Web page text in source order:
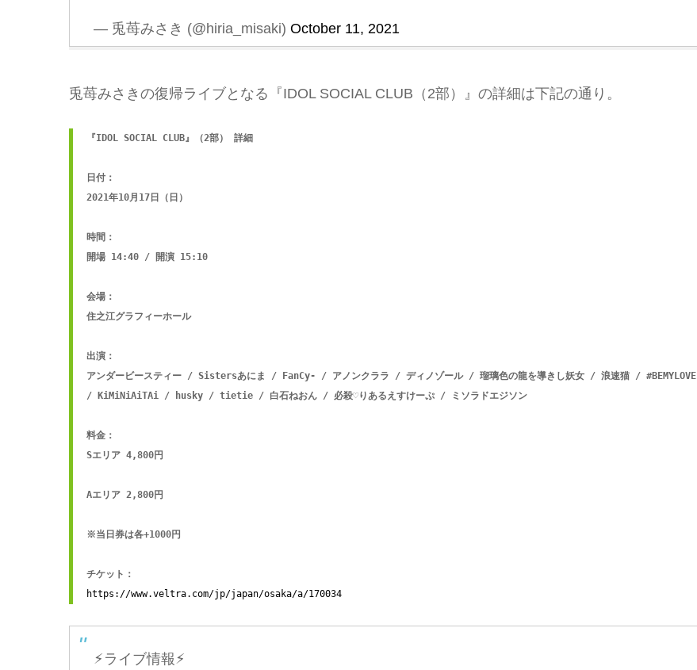
— 兎苺みさき (@hiria_misaki) October 11, 2021
兎苺みさきの復帰ライブとなる『IDOL SOCIAL CLUB（2部）』の詳細は下記の通り。
『IDOL SOCIAL CLUB』（2部） 詳細
日付：
2021年10月17日（日）
時間：
開場 14:40 / 開演 15:10
会場：
住之江グラフィーホール
出演：
アンダービースティー / Sistersあにま / FanCy- / アノンクララ / ディノゾール / 瑠璃色の龍を導きし妖女 / 浪速猫 / #BEMYLOVE
/ KiMiNiAiTAi / husky / tietie / 白石ねおん / 必殺♡りあるえすけーぷ / ミソラドエジソン
料金：
Sエリア 4,800円
Aエリア 2,800円
※当日券は各+1000円
チケット：
https://www.veltra.com/jp/japan/osaka/a/170034
⚡︎ライブ情報⚡︎